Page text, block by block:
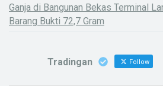
Ganja di Bangunan Bekas Terminal
Barang Bukti 72,7 Gram
Tradingan Follow